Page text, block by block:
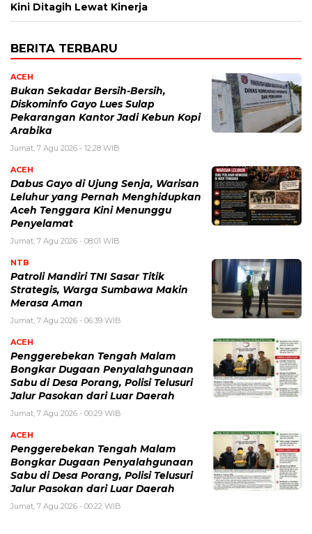
Kini Ditagih Lewat Kinerja
BERITA TERBARU
ACEH
Bukan Sekadar Bersih-Bersih,
Diskominfo Gayo Lues Sulap
Pekarangan Kantor Jadi Kebun Kopi
Arabika
Jumat, 7 Agu 2026 - 12:28 WIB
ACEH
Dabus Gayo di Ujung Senja, Warisan
Leluhur yang Pernah Menghidupkan
Aceh Tenggara Kini Menunggu
Penyelamat
Jumat, 7 Agu 2026 - 08:01 WIB
NTB
Patroli Mandiri TNI Sasar Titik
Strategis, Warga Sumbawa Makin
Merasa Aman
Jumat, 7 Agu 2026 - 06:39 WIB
ACEH
Penggerebekan Tengah Malam
Bongkar Dugaan Penyalahgunaan
Sabu di Desa Porang, Polisi Telusuri
Jalur Pasokan dari Luar Daerah
Jumat, 7 Agu 2026 - 00:29 WIB
ACEH
Penggerebekan Tengah Malam
Bongkar Dugaan Penyalahgunaan
Sabu di Desa Porang, Polisi Telusuri
Jalur Pasokan dari Luar Daerah
Jumat, 7 Agu 2026 - 00:22 WIB